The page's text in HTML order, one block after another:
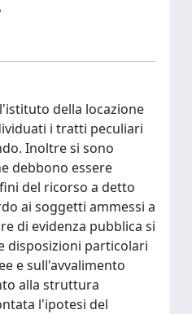
della locazione
i tratti peculiari
Inoltre si sono
debbono essere
del ricorso a detto
ai soggetti ammessi a
di evidenza pubblica si
disposizioni particolari
e sull'avvalimento
alla struttura
l'ipotesi del